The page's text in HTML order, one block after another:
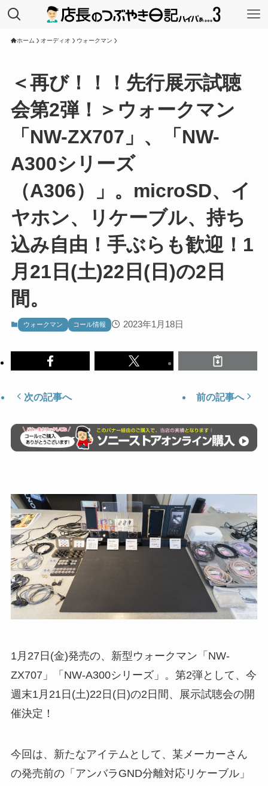
ホーム オーディオ ウォークマン
＜再び！！！先行展示試聴
会第2弾！＞ウォークマン
「NW-ZX707」、「NW-
A300シリーズ
（A306）」。microSD、イ
ヤホン、リケーブル、持ち
込み自由！手ぶらも歓迎！1
月21日(土)22日(日)の2日
間。
ウォークマン コール情報 2023年1月18日
次の記事へ 前の記事へ
1月27日(金)発売の、新型ウォークマン「NW-
ZX707」「NW-A300シリーズ」。第2弾として、今
週末1月21日(土)22日(日)の2日間、展示試聴会の開
催決定！
今回は、新たなアイテムとして、某メーカーさん
の発売前の「アンバラGND分離対応リケーブル」